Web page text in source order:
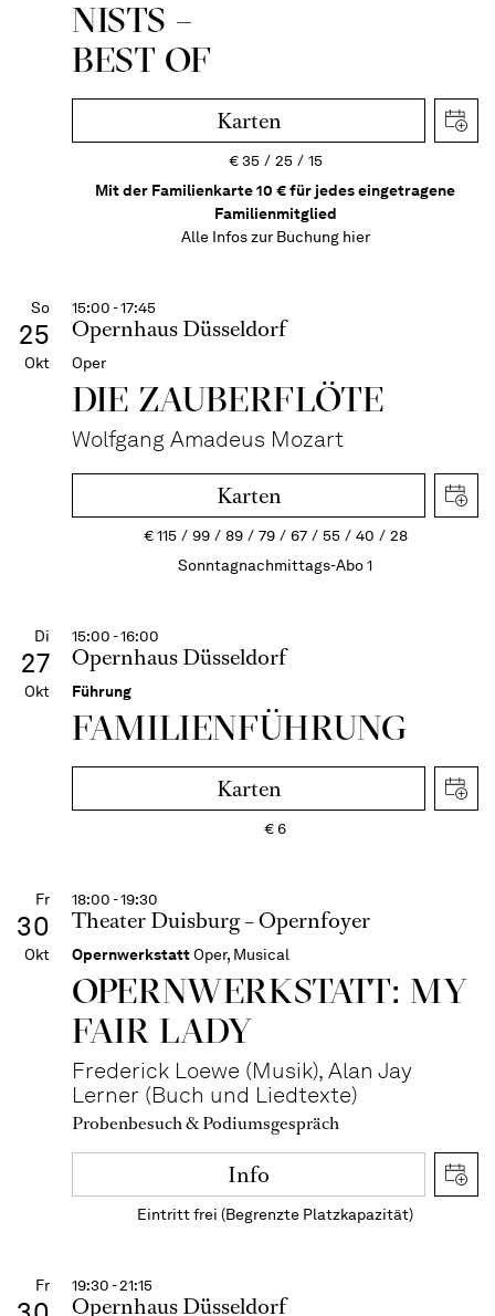
NISTS –
BEST OF
Karten
€35 25
15
Mit der Familienkarte 10 € für jedes eingetragene
Familienmitglied
Alle Infos zur Buchung hier
So
25
Okt
15:00 - 17:45
Opernhaus Düsseldorf
Oper
DIE ZAUBER­FLÖTE
Wolfgang Amadeus Mozart
Karten
€115 99 89 79 67 55 40
28
Sonntagnachmittags-Abo 1
Di
27
Okt
15:00 - 16:00
Opernhaus Düsseldorf
Führung
FAMI­LIEN­FÜH­RUNG
Karten
€6
Fr
30
Okt
18:00 - 19:30
Theater Duisburg – Opernfoyer
OpernwerkstattOper, Musical
OPERN­WERKSTATT: MY
FAIR LADY
Frederick Loewe (Musik), Alan Jay
Lerner (Buch und Liedtexte)
Probenbesuch & Podiumsgespräch
Info
Eintritt frei (Begrenzte Platzkapazität)
Fr 19:30 - 21:15
Opernhaus Düsseldorf